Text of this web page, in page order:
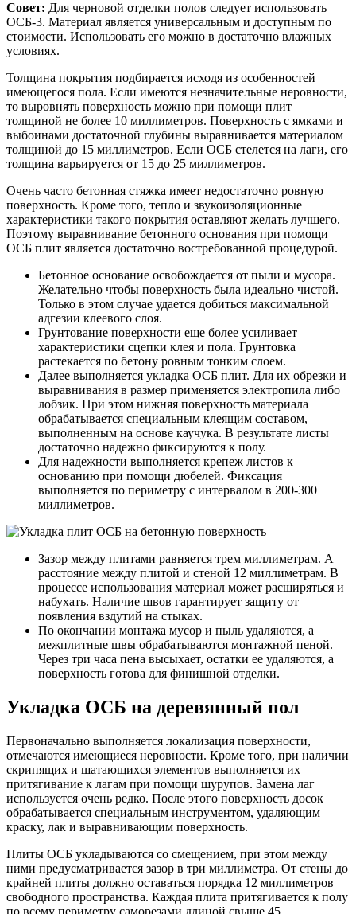
Совет: Для черновой отделки полов следует использовать
ОСБ-3. Материал является универсальным и доступным по
стоимости. Использовать его можно в достаточно влажных
условиях.
Толщина покрытия подбирается исходя из особенностей
имеющегося пола. Если имеются незначительные неровности,
то выровнять поверхность можно при помощи плит
толщиной не более 10 миллиметров. Поверхность с ямками и
выбоинами достаточной глубины выравнивается материалом
толщиной до 15 миллиметров. Если ОСБ стелется на лаги, его
толщина варьируется от 15 до 25 миллиметров.
Очень часто бетонная стяжка имеет недостаточно ровную
поверхность. Кроме того, тепло и звукоизоляционные
характеристики такого покрытия оставляют желать лучшего.
Поэтому выравнивание бетонного основания при помощи
ОСБ плит является достаточно востребованной процедурой.
Бетонное основание освобождается от пыли и мусора.
Желательно чтобы поверхность была идеально чистой.
Только в этом случае удается добиться максимальной
адгезии клеевого слоя.
Грунтование поверхности еще более усиливает
характеристики сцепки клея и пола. Грунтовка
растекается по бетону ровным тонким слоем.
Далее выполняется укладка ОСБ плит. Для их обрезки и
выравнивания в размер применяется электропила либо
лобзик. При этом нижняя поверхность материала
обрабатывается специальным клеящим составом,
выполненным на основе каучука. В результате листы
достаточно надежно фиксируются к полу.
Для надежности выполняется крепеж листов к
основанию при помощи дюбелей. Фиксация
выполняется по периметру с интервалом в 200-300
миллиметров.
Зазор между плитами равняется трем миллиметрам. А
расстояние между плитой и стеной 12 миллиметрам. В
процессе использования материал может расширяться и
набухать. Наличие швов гарантирует защиту от
появления вздутий на стыках.
По окончании монтажа мусор и пыль удаляются, а
межплитные швы обрабатываются монтажной пеной.
Через три часа пена высыхает, остатки ее удаляются, а
поверхность готова для финишной отделки.
Укладка ОСБ на деревянный пол
Первоначально выполняется локализация поверхности,
отмечаются имеющиеся неровности. Кроме того, при наличии
скрипящих и шатающихся элементов выполняется их
притягивание к лагам при помощи шурупов. Замена лаг
используется очень редко. После этого поверхность досок
обрабатывается специальным инструментом, удаляющим
краску, лак и выравнивающим поверхность.
Плиты ОСБ укладываются со смещением, при этом между
ними предусматривается зазор в три миллиметра. От стены до
крайней плиты должно оставаться порядка 12 миллиметров
свободного пространства. Каждая плита притягивается к полу
по всему периметру саморезами длиной свыше 45